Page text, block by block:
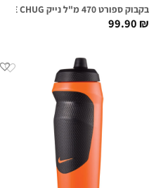
בקבוק ספורט 470 מ"ל נייק NIKE TR HYPERCHARGE CHUG שקוף גרפי
99.90₪